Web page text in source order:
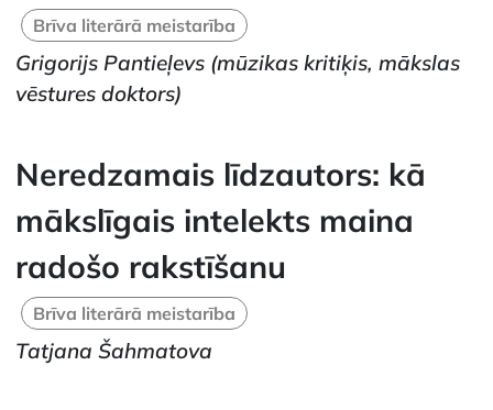
Brīva literārā meistarība
Grigorijs Pantieļevs (mūzikas kritiķis, mākslas
vēstures doktors)
Neredzamais līdzautors: kā
mākslīgais intelekts maina
radošo rakstīšanu
Brīva literārā meistarība
Tatjana Šahmatova